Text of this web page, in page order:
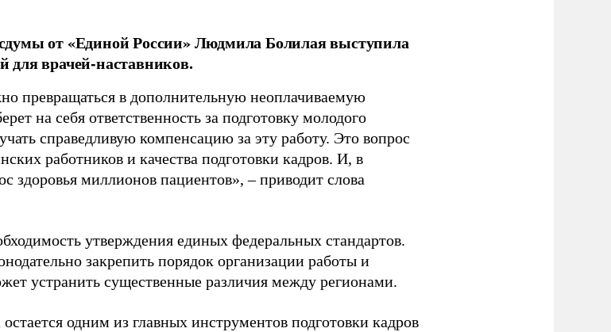
от «Единой России» Людмила Болилая выступила
для врачей-наставников.
превращаться в дополнительную неоплачиваемую
на себя ответственность за подготовку молодого
справедливую компенсацию за эту работу. Это вопрос
работников и качества подготовки кадров. И, в
здоровья миллионов пациентов», – приводит слова
утверждения единых федеральных стандартов.
закрепить порядок организации работы и
устранить существенные различия между регионами.
одним из главных инструментов подготовки кадров